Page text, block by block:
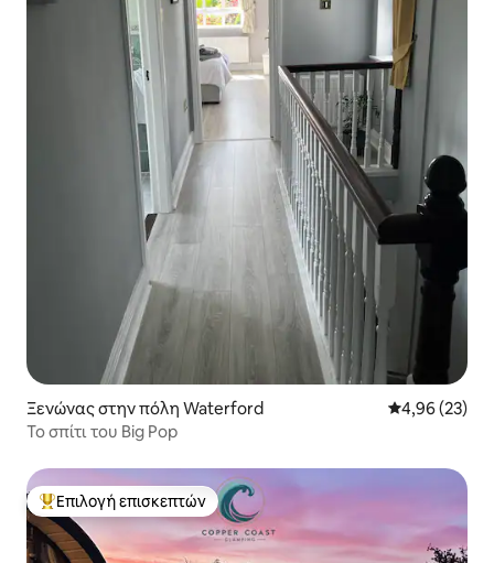
Ξενώνας στην πόλη Waterford Μέση
4,96 (23)
Το σπίτι του Big Pop
Κορυφαία επιλογή επισκεπτών
Επιλογή επισκεπτών